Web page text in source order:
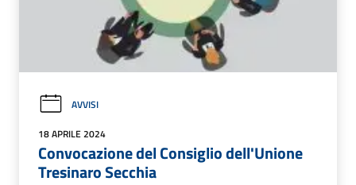
AVVISI
18 APRILE 2024
Convocazione del Consiglio dell'Unione
Tresinaro Secchia